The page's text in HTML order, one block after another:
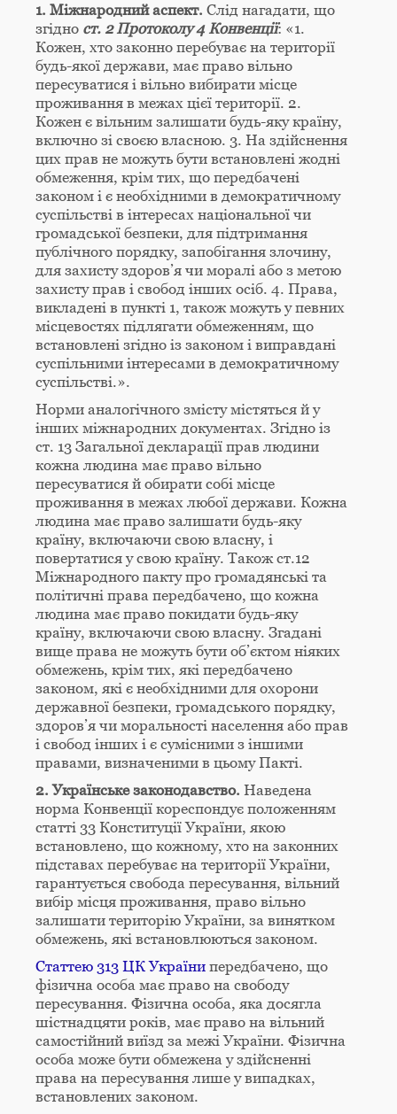
1. Міжнародний аспект. Слід нагадати, що
згідно ст. 2 Протоколу 4 Конвенції: «1.
Кожен, хто законно перебуває на території
будь-якої держави, має право вільно
пересуватися і вільно вибирати місце
проживання в межах цієї території. 2.
Кожен є вільним залишати будь-яку країну,
включно зі своєю власною. 3. На здійснення
цих прав не можуть бути встановлені жодні
обмеження, крім тих, що передбачені
законом і є необхідними в демократичному
суспільстві в інтересах національної чи
громадської безпеки, для підтримання
публічного порядку, запобігання злочину,
для захисту здоров’я чи моралі або з метою
захисту прав і свобод інших осіб. 4. Права,
викладені в пункті 1, також можуть у певних
місцевостях підлягати обмеженням, що
встановлені згідно із законом і виправдані
суспільними інтересами в демократичному
суспільстві.».
Норми аналогічного змісту містяться й у
інших міжнародних документах. Згідно із
ст. 13 Загальної декларації прав людини
кожна людина має право вільно
пересуватися й обирати собі місце
проживання в межах любої держави. Кожна
людина має право залишати будь-яку
країну, включаючи свою власну, і
повертатися у свою країну. Також ст.12
Міжнародного пакту про громадянські та
політичні права передбачено, що кожна
людина має право покидати будь-яку
країну, включаючи свою власну. Згадані
вище права не можуть бути об’єктом ніяких
обмежень, крім тих, які передбачено
законом, які є необхідними для охорони
державної безпеки, громадського порядку,
здоров’я чи моральності населення або прав
і свобод інших і є сумісними з іншими
правами, визначеними в цьому Пакті.
2. Українське законодавство. Наведена
норма Конвенції кореспондує положенням
статті 33 Конституції України, якою
встановлено, що кожному, хто на законних
підставах перебуває на території України,
гарантується свобода пересування, вільний
вибір місця проживання, право вільно
залишати територію України, за винятком
обмежень, які встановлюються законом.
Статтею 313 ЦК України передбачено, що
фізична особа має право на свободу
пересування. Фізична особа, яка досягла
шістнадцяти років, має право на вільний
самостійний виїзд за межі України. Фізична
особа може бути обмежена у здійсненні
права на пересування лише у випадках,
встановлених законом.